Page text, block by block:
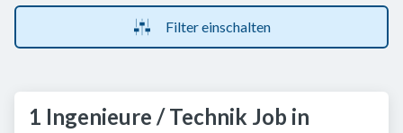
Filter einschalten
1 Ingenieure / Technik Job in